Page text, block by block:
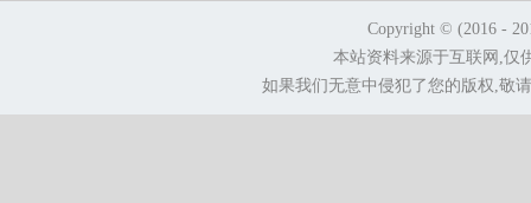
Copyright © (2016 -
本站资料来源于互联网,仅
如果我们无意中侵犯了您的版权,敬